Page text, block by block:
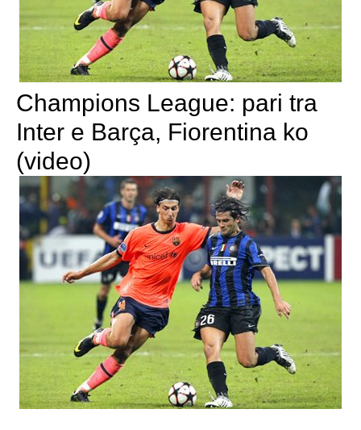
Champions League: pari tra
Inter e Barça, Fiorentina ko
(video)